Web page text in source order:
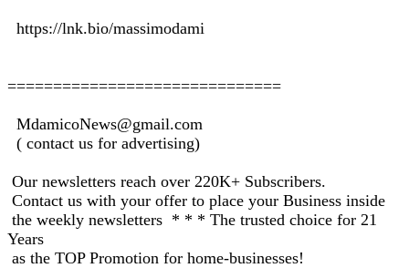
https://lnk.bio/massimodami
==============================
MdamicoNews@gmail.com
( contact us for advertising)
Our newsletters reach over 220K+ Subscribers.
Contact us with your offer to place your Business inside
the weekly newsletters * * * The trusted choice for 21
Years
as the TOP Promotion for home-businesses!